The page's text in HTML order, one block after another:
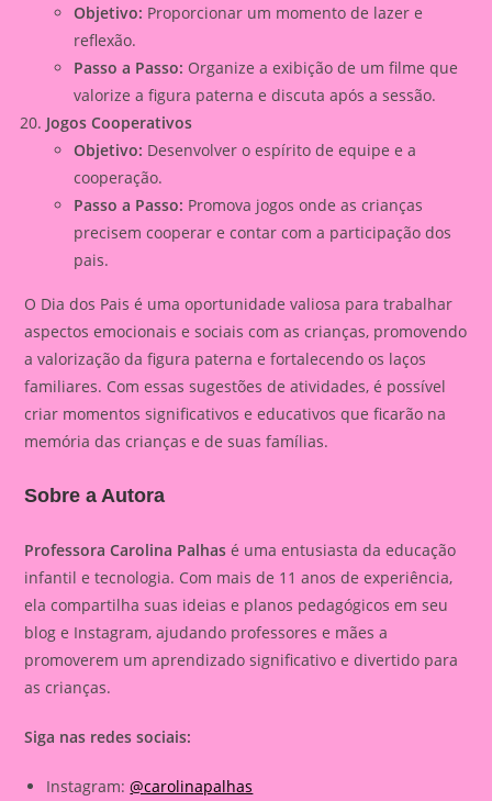
Objetivo: Proporcionar um momento de lazer e
reflexão.
Passo a Passo: Organize a exibição de um filme que
valorize a figura paterna e discuta após a sessão.
Jogos Cooperativos
Objetivo: Desenvolver o espírito de equipe e a
cooperação.
Passo a Passo: Promova jogos onde as crianças
precisem cooperar e contar com a participação dos
pais.
O Dia dos Pais é uma oportunidade valiosa para trabalhar
aspectos emocionais e sociais com as crianças, promovendo
a valorização da figura paterna e fortalecendo os laços
familiares. Com essas sugestões de atividades, é possível
criar momentos significativos e educativos que ficarão na
memória das crianças e de suas famílias.
Sobre a Autora
Professora Carolina Palhas é uma entusiasta da educação
infantil e tecnologia. Com mais de 11 anos de experiência,
ela compartilha suas ideias e planos pedagógicos em seu
blog e Instagram, ajudando professores e mães a
promoverem um aprendizado significativo e divertido para
as crianças.
Siga nas redes sociais:
Instagram:@carolinapalhas